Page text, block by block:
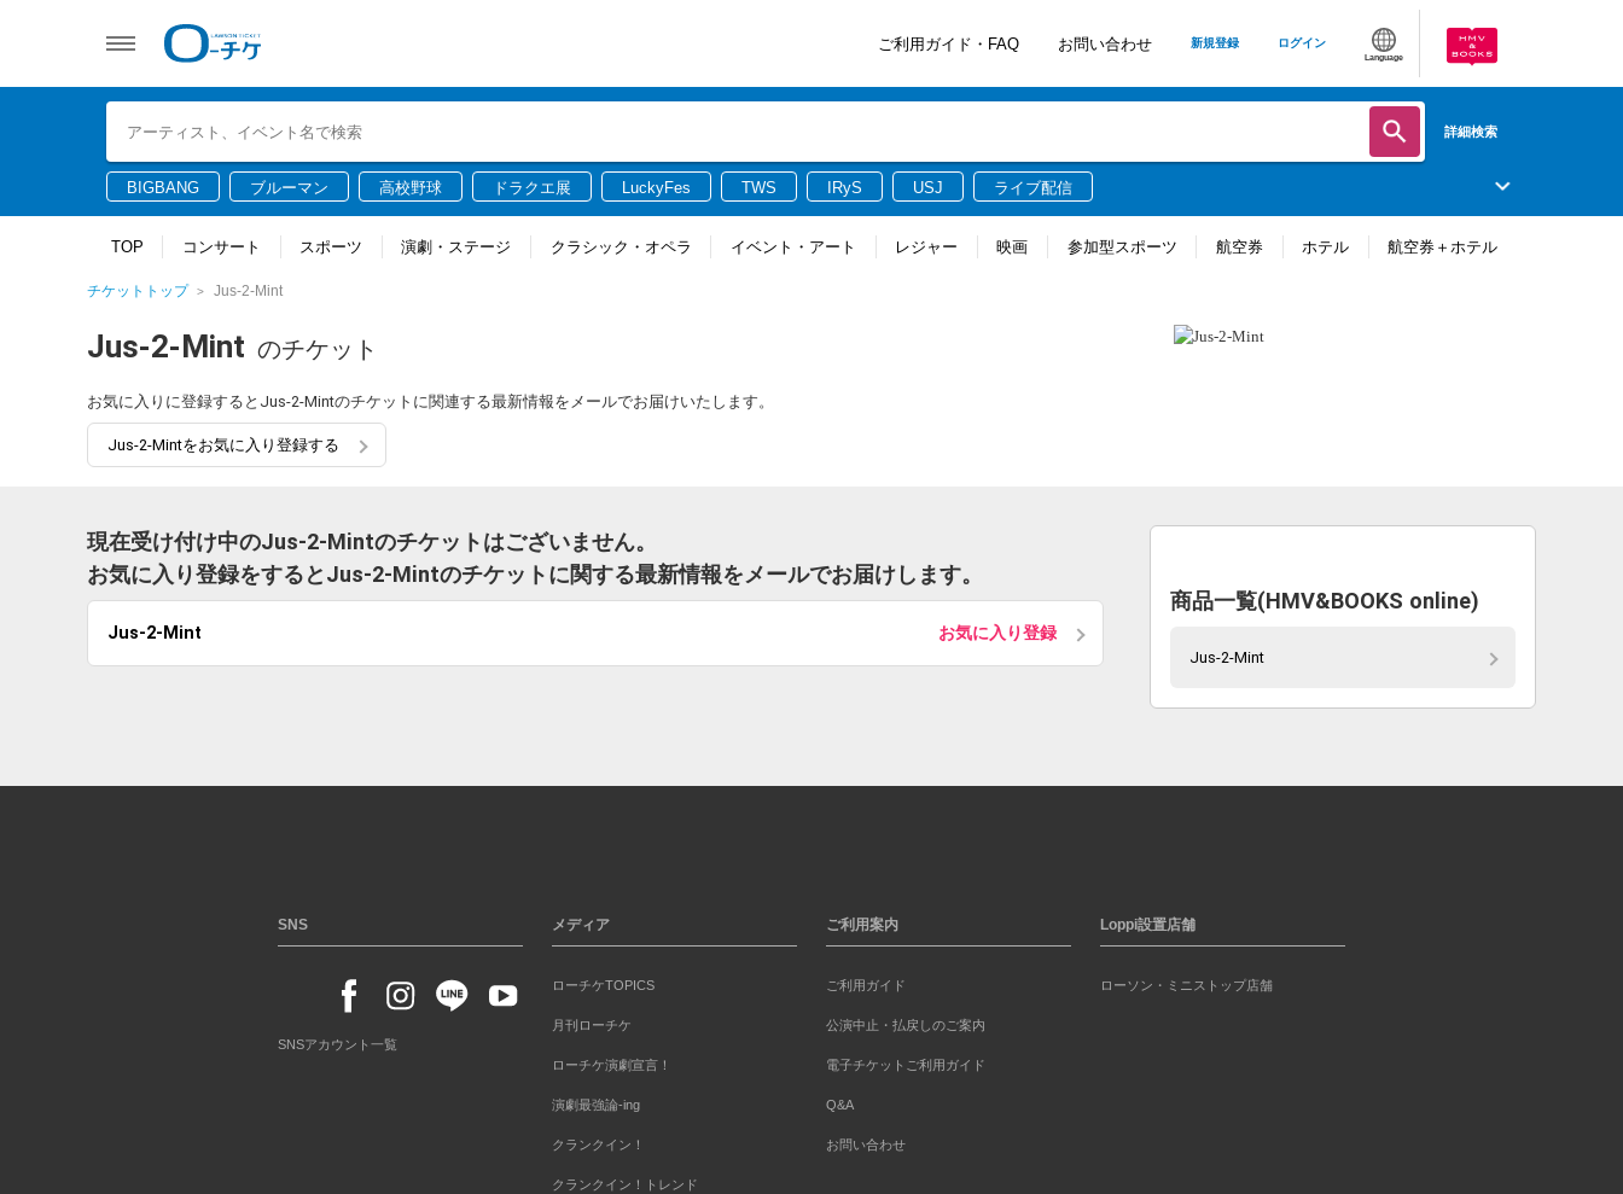
ご利用ガイド・FAQ お問い合わせ 新規登録 ログイン
Language
詳細検索
BIGBANG ブルーマン 高校野球 ドラクエ展 LuckyFes TWS IRyS USJ ライブ配信
TOP コンサート スポーツ 演劇・ステージ クラシック・オペラ イベント・アート レジャー 映画 参加型スポーツ 航空券 ホテル 航空券＋ホテル
チケットトップ Jus-2-Mint
Jus-2-Mint のチケット
お気に入りに登録するとJus-2-Mintのチケットに関連する最新情報をメールでお届けいたします。
Jus-2-Mintをお気に入り登録する
現在受け付け中のJus-2-Mintのチケットはございません。
お気に入り登録をするとJus-2-Mintのチケットに関する最新情報をメールでお届けします。
Jus-2-Mint お気に入り登録
商品一覧(HMV&BOOKS online)
Jus-2-Mint
SNS
SNSアカウント一覧
メディア
ローチケTOPICS
月刊ローチケ
ローチケ演劇宣言！
演劇最強論-ing
クランクイン！
クランクイン！トレンド
ご利用案内
ご利用ガイド
公演中止・払戻しのご案内
電子チケットご利用ガイド
Q&A
お問い合わせ
Loppi設置店舗
ローソン・ミニストップ店舗